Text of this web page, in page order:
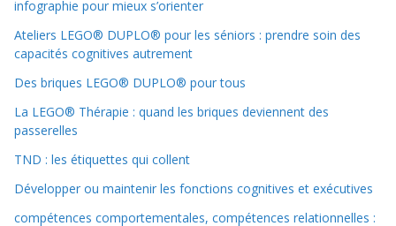
infographie pour mieux s’orienter
Ateliers LEGO® DUPLO® pour les séniors : prendre soin des
capacités cognitives autrement
Des briques LEGO® DUPLO® pour tous
La LEGO® Thérapie : quand les briques deviennent des
passerelles
TND : les étiquettes qui collent
Développer ou maintenir les fonctions cognitives et exécutives
compétences comportementales, compétences relationnelles :